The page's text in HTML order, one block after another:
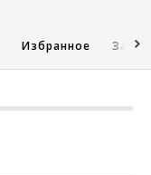
Избранное